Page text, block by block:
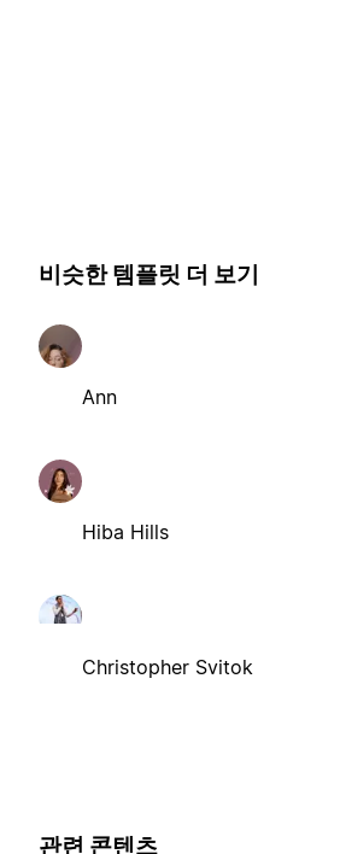
비슷한 템플릿 더 보기
Ann
Hiba Hills
Christopher Svitok
관련 콘텐츠